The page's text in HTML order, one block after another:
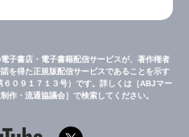
子書店・電子書籍配信サービスが、著作権者
を得た正規版配信サービスであることを示す
６０９１７１３号）です。詳しくは［ABJマー
作・流通協議会］で検索してください。